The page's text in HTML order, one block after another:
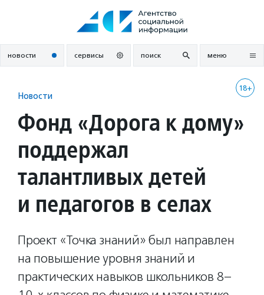
новости сервисы поиск меню
18+
Новости
Фонд «Дорога к дому»
поддержал
талантливых детей
и педагогов в селах
Проект «Точка знаний» был направлен
на повышение уровня знаний и
практических навыков школьников 8–